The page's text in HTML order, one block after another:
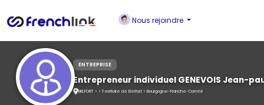
Nous rejoindre
ENTREPRISE
Entrepreneur individuel GENEVOIS Jean-
BELFORT > > Territoire de Belfort > Bourgogne-Franche-Comté